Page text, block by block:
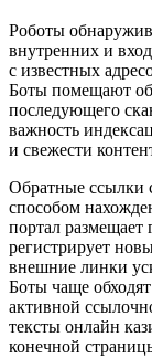
Роботы
внутренних и
с известных
Боты помещают
последующего
важность
и свежести
Обратные ссылки
способом
портал размещает
регистрирует
внешние линки
Боты чаще
активной
тексты онлайн
конечной